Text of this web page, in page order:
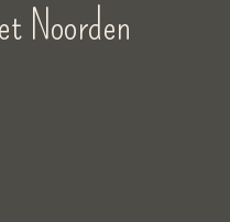
Noorden